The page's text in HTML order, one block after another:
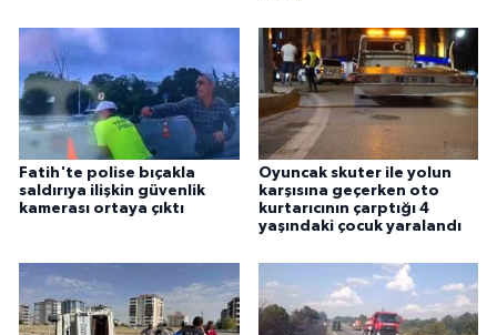
Fatih'te polise bıçakla
saldırıya ilişkin güvenlik
kamerası ortaya çıktı
Oyuncak skuter ile yolun
karşısına geçerken oto
kurtarıcının çarptığı 4
yaşındaki çocuk yaralandı